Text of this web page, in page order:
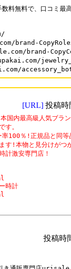
料無料で、口コミ最
brand-
brand-
[URL] 投稿時
内最高級人気ブラン
す。
率100％!正規品と同等
す!本物と見分けがつ
計激安専門店！
時計
投稿時